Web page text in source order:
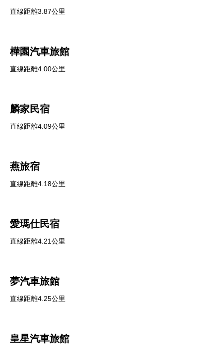
直線距離3.87公里
樺園汽車旅館
直線距離4.00公里
麟家民宿
直線距離4.09公里
燕旅宿
直線距離4.18公里
愛瑪仕民宿
直線距離4.21公里
夢汽車旅館
直線距離4.25公里
皇星汽車旅館